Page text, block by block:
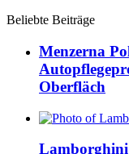
Beliebte Beiträge
Menzerna
Oberfläch